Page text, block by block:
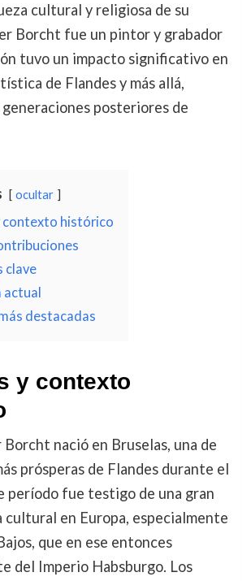
cultural y religiosa de su
Borcht fue un pintor y grabador
tuvo un impacto significativo en
de Flandes y más allá,
posteriores de
ocultar
contexto histórico
clave
actual
destacadas
y contexto
Borcht nació en Bruselas, una de
prósperas de Flandes durante el
período fue testigo de una gran
cultural en Europa, especialmente
que en ese entonces
del Imperio Habsburgo. Los